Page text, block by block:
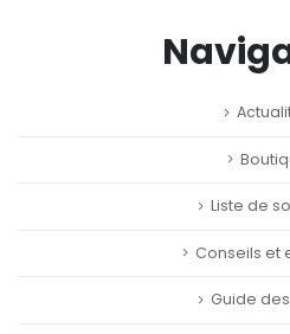
Liste de
Conseils et
Guide